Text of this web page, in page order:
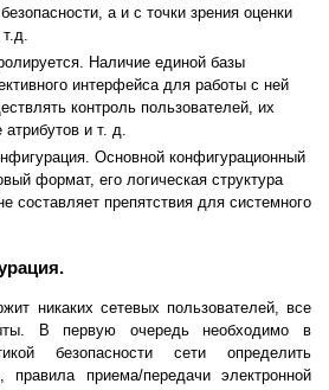
а и с точки зрения оценки
Наличие единой базы
интерфейса для работы с ней
контроль пользователей, их
и т. д.
Основной конфигурационный
формат, его логическая структура
составляет препятствия для системного
никаких сетевых пользователей, все
В первую очередь необходимо в
безопасности сети определить
приема/передачи электронной